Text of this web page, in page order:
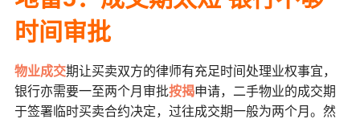
时间审批
物业成交期让买卖双方的律师有充足时间处理业权事宜，
银行亦需要一至两个月审批按揭申请，二手物业的成交期
于签署临时买卖合约决定，过往成交期一般为两个月。然